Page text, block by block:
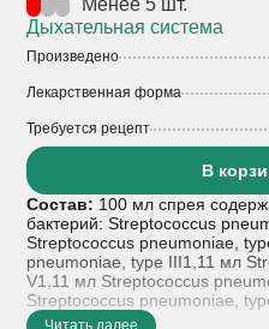
Менее 5 шт.
Дыхательная система
Произведено
Лекарственная форма
Требуется рецепт
В
Состав: 100 мл спрея
бактерий: Streptococcus
Streptococcus pneumoniae,
pneumoniae, type III1,11 мл
V1,11 мл Streptococcus
Streptococcus pneumoniae,
influenzae, type B3,33 мл
Читать далее